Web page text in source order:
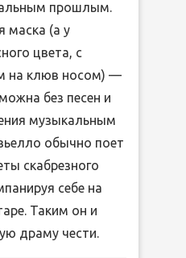
прошлым.
маска (а у
цвета, с
на клюв носом) —
без песен и
музыкальным
обычно поет
скабрезного
себе на
Таким он и
драму чести.